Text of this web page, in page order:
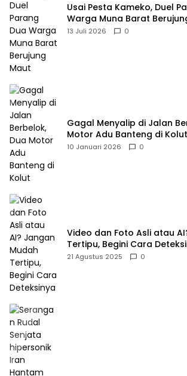
Usai Pesta Kameko, Duel
Warga Muna Barat
13 Juli 2026 0
Gagal Menyalip di Jalan
Motor Adu Banteng di Kolut
10 Januari 2026 0
Video dan Foto Asli atau
Tertipu, Begini Cara
21 Agustus 2025 0